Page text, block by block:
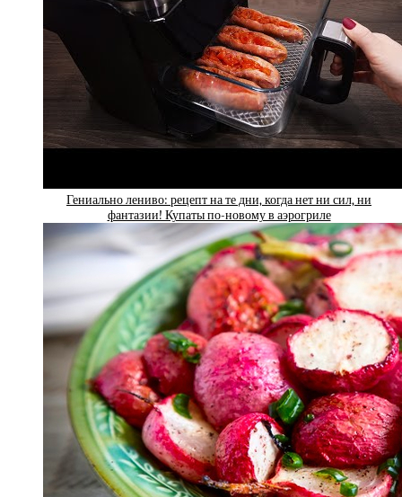
Гениально лениво: рецепт на те дни, когда нет ни сил, ни
фантазии! Купаты по-новому в аэрогриле